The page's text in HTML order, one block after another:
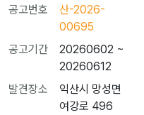
공고번호
산-2026-
00695
공고기간
20260602 ~
20260612
발견장소
익산시 망성면
여강로 496